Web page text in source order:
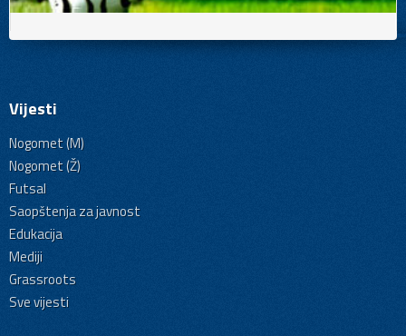
Vijesti
Nogomet (M)
Nogomet (Ž)
Futsal
Saopštenja za javnost
Edukacija
Mediji
Grassroots
Sve vijesti